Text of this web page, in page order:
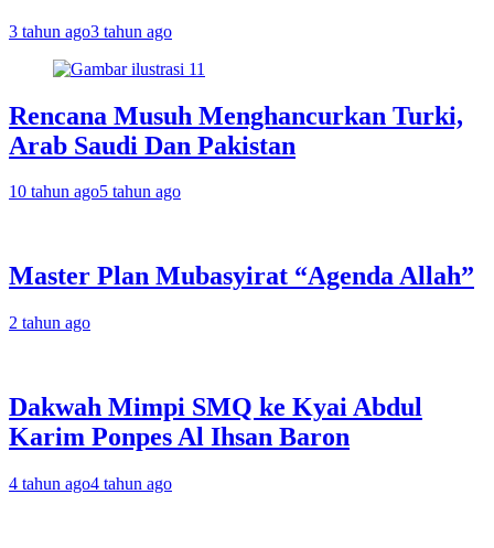
3 tahun ago3 tahun ago
Rencana Musuh Menghancurkan Turki,
Arab Saudi Dan Pakistan
10 tahun ago5 tahun ago
Master Plan Mubasyirat “Agenda Allah”
2 tahun ago
Dakwah Mimpi SMQ ke Kyai Abdul
Karim Ponpes Al Ihsan Baron
4 tahun ago4 tahun ago